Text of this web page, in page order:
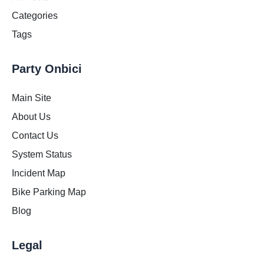
Categories
Tags
Party Onbici
Main Site
About Us
Contact Us
System Status
Incident Map
Bike Parking Map
Blog
Legal